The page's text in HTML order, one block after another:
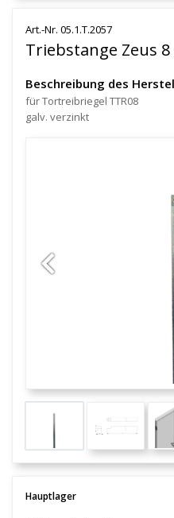
Art.-Nr. 05.1.T.2057
Triebstange Zeus 8
Previous
Beschreibung des
für Tortreibriegel TTR08
galv. verzinkt
Hauptlager